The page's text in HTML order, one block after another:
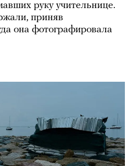
руку учительнице.
приняв
она фотографировала